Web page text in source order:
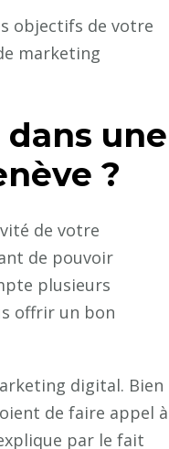
objectifs de votre
marketing
une
?
de votre
de pouvoir
plusieurs
offrir un bon
digital. Bien
de faire appel à
par le fait